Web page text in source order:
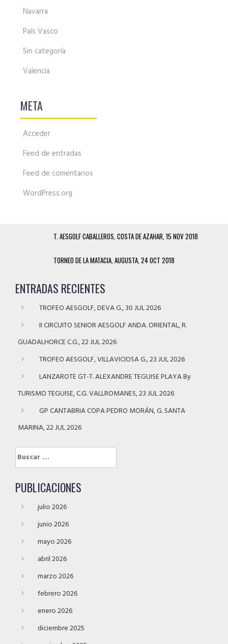
Navarra
País Vasco
Sin categoría
Valencia
META
Acceder
Feed de entradas
Feed de comentarios
WordPress.org
T. AESGOLF CABALLEROS, COSTA DE AZAHAR, 15 NOV 2018
TORNEO DE LA MATACIA, AUGUSTA, 24 OCT 2018
ENTRADAS RECIENTES
TROFEO AESGOLF, DEVA G., 30 JUL 2026
II CIRCUITO SENIOR AESGOLF ANDA. ORIENTAL, R.
GUADALHORCE C.G., 22 JUL 2026
TROFEO AESGOLF, VILLAVICIOSA G., 23 JUL 2026
LANZAROTE GT-T. ALEXANDRE TEGUISE PLAYA By
TURISMO TEGUISE, C.G. VALLROMANES, 23 JUL 2026
GP CANTABRIA COPA PEDRO MORÁN, G. SANTA
MARINA, 22 JUL 2026
Buscar:
PUBLICACIONES
julio 2026
junio 2026
mayo 2026
abril 2026
marzo 2026
febrero 2026
enero 2026
diciembre 2025